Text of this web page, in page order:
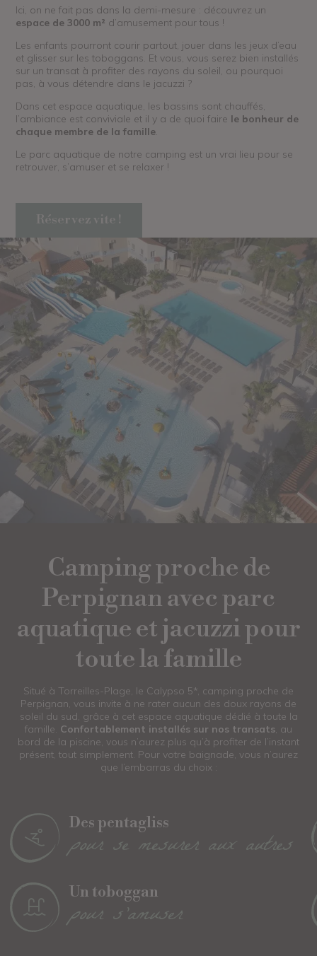
Ici, on ne fait pas dans la demi-mesure : découvrez un
espace de 3000 m² d’amusement pour tous !
Les enfants pourront courir partout, jouer dans les jeux d’eau
et glisser sur les toboggans. Et vous, vous serez bien installés
sur un transat à profiter des rayons du soleil, ou pourquoi
pas, à vous détendre dans le jacuzzi ?
Dans cet espace aquatique, les bassins sont chauffés,
l’ambiance est conviviale et il y a de quoi faire le bonheur de
chaque membre de la famille.
Le parc aquatique de notre camping est un vrai lieu pour se
retrouver, s’amuser et se relaxer !
Réservez vite !
Camping proche de
Perpignan avec parc
aquatique et jacuzzi pour
toute la famille
Situé à Torreilles-Plage, le Calypso 5*, camping proche de
Perpignan, vous invite à ne rater aucun des doux rayons de
soleil du sud, grâce à cet espace aquatique dédié à toute la
famille. Confortablement installés sur nos transats , au
bord de la piscine, vous n’aurez plus qu’à profiter de l’instant
présent, tout simplement. Pour votre baignade, vous n’aurez
que l’embarras du choix :
Des pentagliss
pour se mesurer aux autres
Un toboggan
pour s’amuser